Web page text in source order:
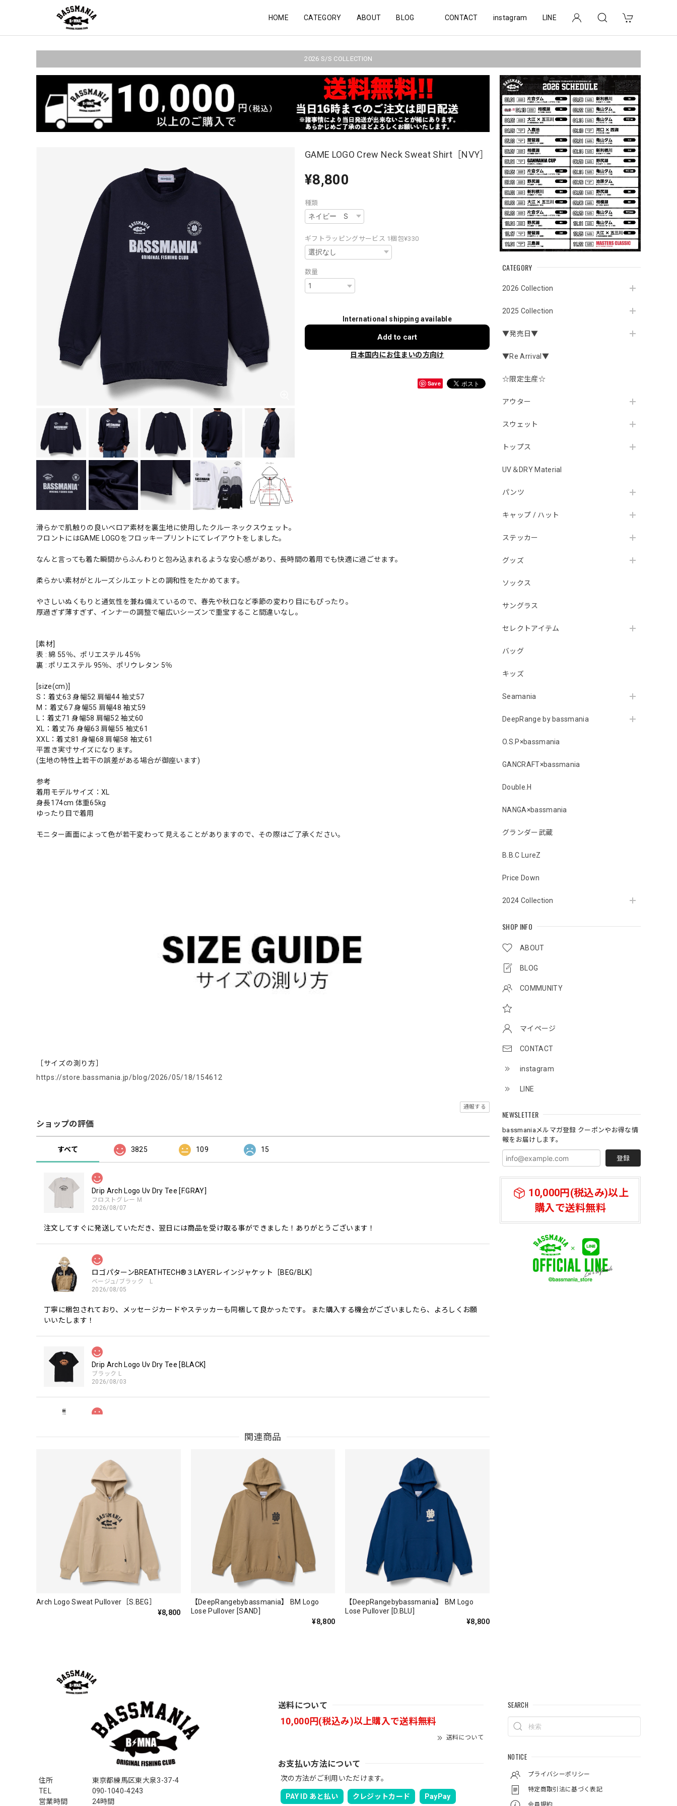
HOME CATEGORY ABOUT BLOG CONTACT instagram LINE
2026 S/S COLLECTION
CATEGORY
2026 Collection
2025 Collection
▼発売日▼
▼Re Arrival▼
☆限定生産☆
アウター
スウェット
トップス
UV＆DRY Material
パンツ
キャップ / ハット
ステッカー
グッズ
ソックス
サングラス
セレクトアイテム
バッグ
キッズ
Seamania
DeepRange by bassmania
O.S.P×bassmania
GANCRAFT×bassmania
Double.H
NANGA×bassmania
グランダー武蔵
B.B.C LureZ
Price Down
2024 Collection
SHOP INFO
ABOUT
BLOG
COMMUNITY
マイページ
CONTACT
instagram
LINE
NEWSLETTER
bassmaniaメルマガ登録 クーポンやお得な情
報をお届けします。
登録
10,000円(税込み)以上
購入で送料無料
GAME LOGO Crew Neck Sweat Shirt［NVY］
¥8,800
種類
ギフトラッピングサービス 1梱包¥330
数量
International shipping available
Add to cart
日本国内にお住まいの方向け
Save
滑らかで肌触りの良いベロア素材を裏生地に使用したクルーネックスウェット。
フロントにはGAME LOGOをフロッキープリントにてレイアウトをしました。
なんと言っても着た瞬間からふんわりと包み込まれるような安心感があり、長時間の着用でも快適に過ごせます。
柔らかい素材がとルーズシルエットとの調和性をたかめてます。
やさしいぬくもりと通気性を兼ね備えているので、春先や秋口など季節の変わり目にもぴったり。
厚過ぎず薄すぎず、インナーの調整で幅広いシーズンで重宝すること間違いなし。
[素材]
表 : 綿 55％、ポリエステル 45％
裏 : ポリエステル 95％、ポリウレタン 5％
[size(cm)]
S：着丈63 身幅52 肩幅44 袖丈57
M：着丈67 身幅55 肩幅48 袖丈59
L：着丈71 身幅58 肩幅52 袖丈60
XL：着丈76 身幅63 肩幅55 袖丈61
XXL：着丈81 身幅68 肩幅58 袖丈61
平置き実寸サイズになります。
(生地の特性上若干の誤差がある場合が御座います)
参考
着用モデルサイズ：XL
身長174cm 体重65kg
ゆったり目で着用
モニター画面によって色が若干変わって見えることがありますので、その際はご了承ください。
［サイズの測り方］
https://store.bassmania.jp/blog/2026/05/18/154612
通報する
ショップの評価
すべて 3825 109 15
Drip Arch Logo Uv Dry Tee [F.GRAY]
フロストグレー M
2026/08/07
注文してすぐに発送していただき、翌日には商品を受け取る事ができました！ありがとうございます！
ロゴパターンBREATHTECH®３LAYERレインジャケット［BEG/BLK］
ベージュ/ブラック L
2026/08/05
丁寧に梱包されており、メッセージカードやステッカーも同梱して良かったです。 また購入する機会がございましたら、よろしくお願
いいたします！
Drip Arch Logo Uv Dry Tee [BLACK]
ブラック L
2026/08/03
MIR届きました。発送まで迅速に対応して頂きありがとうございました。
【Seamania】Uv Rush Cool Logo Zip Parka［BLK］［LIMITED］
ブラック L
2026/07/30
発送も早く着心地最高！！！！ セットアップで短パンも買えば良かった！！
アッシュグレー XXL
2026/07/30
夏の早朝 少し肌寒い時一枚羽織りたい時ちょうど良い。秋 冬 春 中でも外でも、ちょっと良い。厚めの生地がしっかりしてい
Electric Motor Wire Code Jacket
ネオプレーンの生地のしなやかな品で、何にでも使えるバスマニアファンには、欠かせないアイテムですよ。ワイヤージャケットは、も
ちろん 車内の、ロッドバーにマッチして、気分も上がります。
ネイビー
2026/07/30
関連商品
Arch Logo Sweat Pullover［S.BEG］
¥8,800
【DeepRangebybassmania】 BM Logo
Lose Pullover [SAND]
¥8,800
【DeepRangebybassmania】 BM Logo
Lose Pullover [D.BLU]
¥8,800
住所
東京都練馬区東大泉3-37-4
TEL
090-1040-4243
営業時間
24時間
送料について
10,000円(税込み)以上購入で送料無料
送料について
お支払い方法について
次の方法がご利用いただけます。
PAY ID あと払い クレジットカード PayPay
SEARCH
NOTICE
プライバシーポリシー
特定商取引法に基づく表記